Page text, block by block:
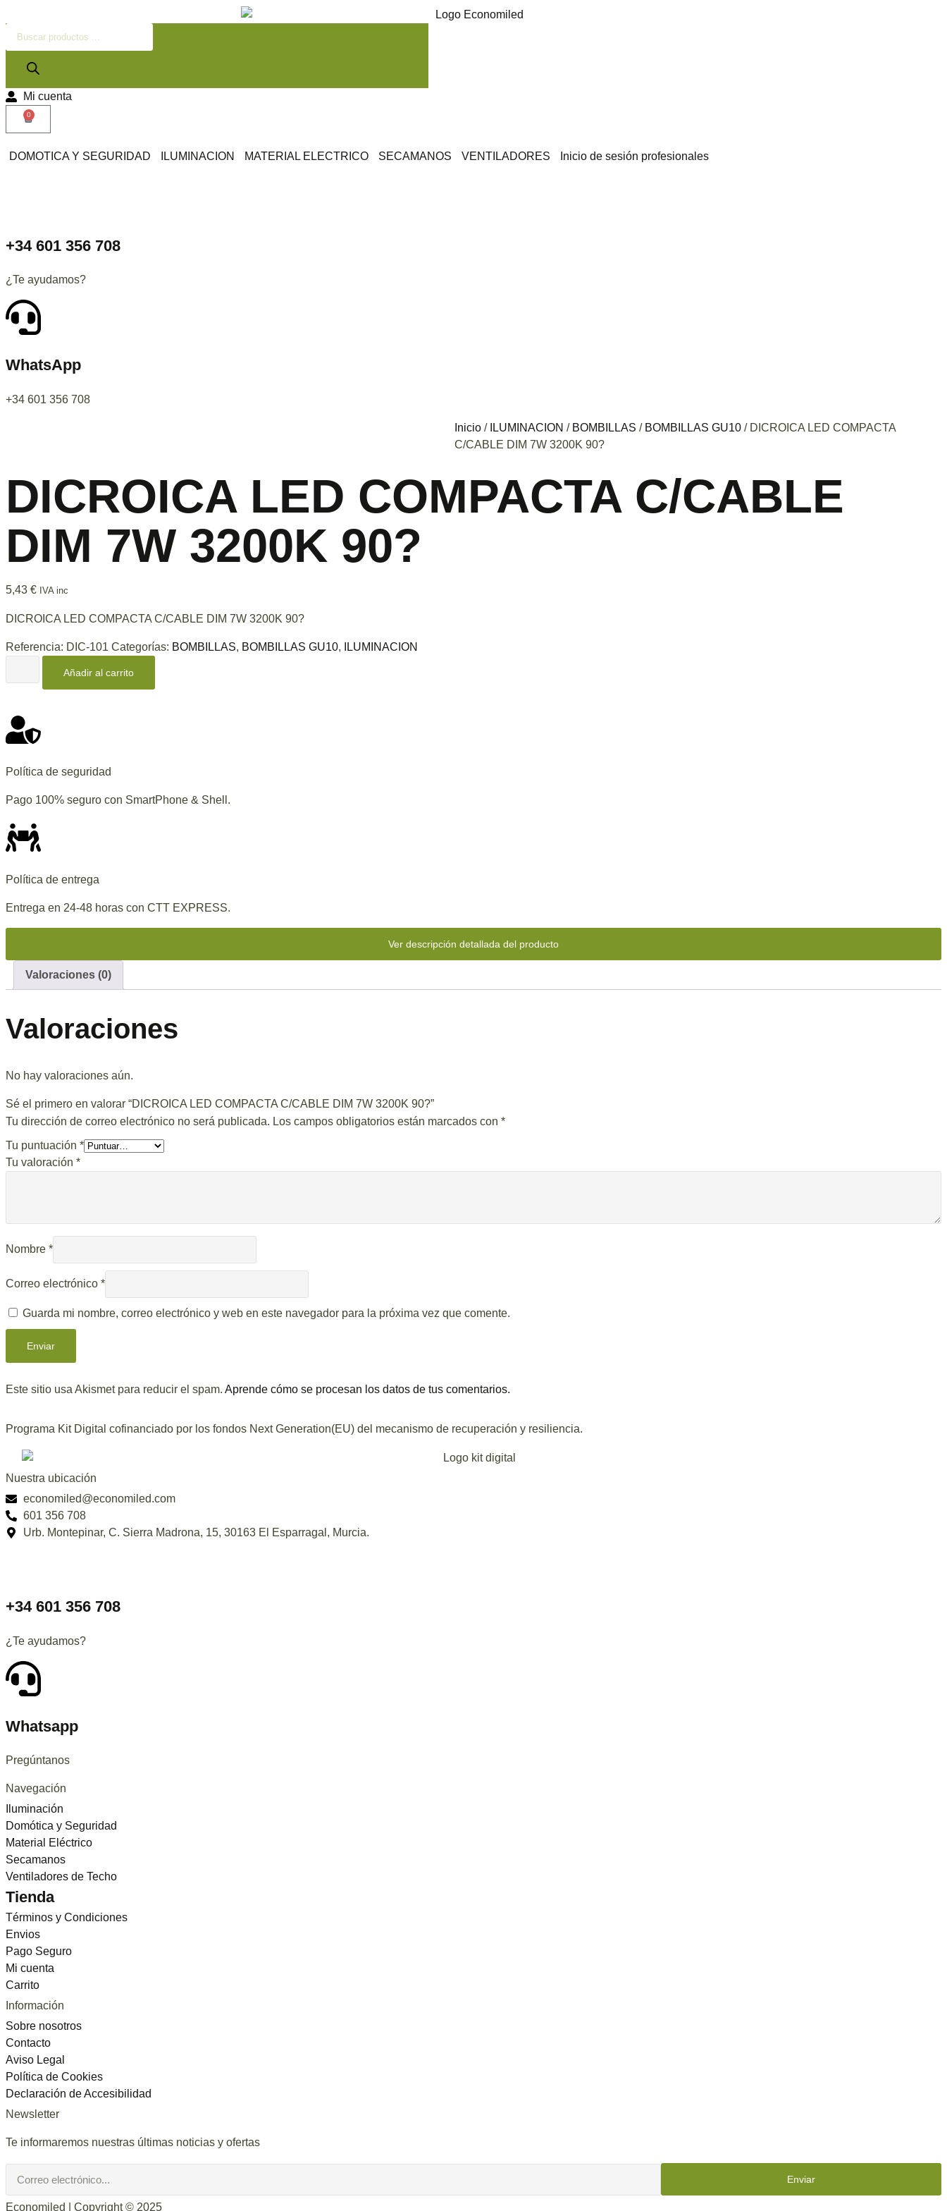
Mi cuenta
0
DOMOTICA Y SEGURIDAD ILUMINACION MATERIAL ELECTRICO SECAMANOS VENTILADORES Inicio de sesión profesionales
+34 601 356 708
¿Te ayudamos?
WhatsApp
+34 601 356 708
Inicio / ILUMINACION / BOMBILLAS / BOMBILLAS GU10 / DICROICA LED COMPACTA
C/CABLE DIM 7W 3200K 90?
DICROICA LED COMPACTA C/CABLE
DIM 7W 3200K 90?
5,43 € IVA inc
DICROICA LED COMPACTA C/CABLE DIM 7W 3200K 90?
Referencia: DIC-101 Categorías: BOMBILLAS, BOMBILLAS GU10, ILUMINACION
Añadir al carrito
Política de seguridad
Pago 100% seguro con SmartPhone & Shell.
Política de entrega
Entrega en 24-48 horas con CTT EXPRESS.
Ver descripción detallada del producto
Valoraciones (0)
Valoraciones
No hay valoraciones aún.
Sé el primero en valorar “DICROICA LED COMPACTA C/CABLE DIM 7W 3200K 90?”
Tu dirección de correo electrónico no será publicada. Los campos obligatorios están marcados con *
Tu puntuación *
Tu valoración *
Nombre *
Correo electrónico *
Guarda mi nombre, correo electrónico y web en este navegador para la próxima vez que comente.
Este sitio usa Akismet para reducir el spam. Aprende cómo se procesan los datos de tus comentarios.
Programa Kit Digital cofinanciado por los fondos Next Generation(EU) del mecanismo de recuperación y resiliencia.
Nuestra ubicación
economiled@economiled.com
601 356 708
Urb. Montepinar, C. Sierra Madrona, 15, 30163 El Esparragal, Murcia.
+34 601 356 708
¿Te ayudamos?
Whatsapp
Pregúntanos
Navegación
Iluminación
Domótica y Seguridad
Material Eléctrico
Secamanos
Ventiladores de Techo
Tienda
Términos y Condiciones
Envios
Pago Seguro
Mi cuenta
Carrito
Información
Sobre nosotros
Contacto
Aviso Legal
Política de Cookies
Declaración de Accesibilidad
Newsletter
Te informaremos nuestras últimas noticias y ofertas
Enviar
Economiled | Copyright © 2025